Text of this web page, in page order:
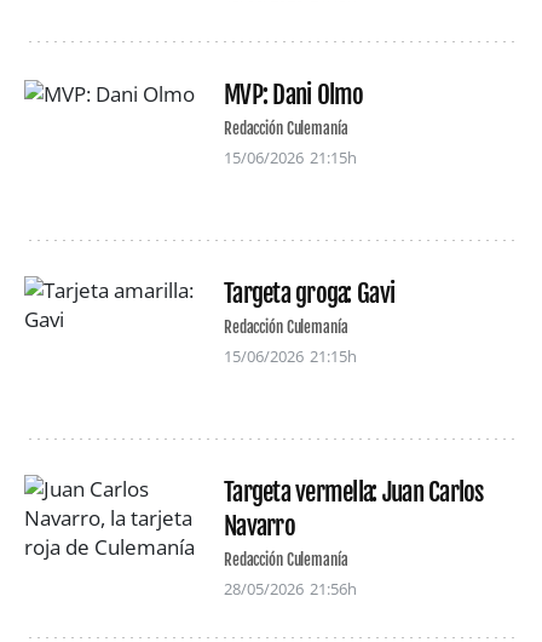
MVP: Dani Olmo
Redacción Culemanía
15/06/2026 21:15h
Targeta groga: Gavi
Redacción Culemanía
15/06/2026 21:15h
Targeta vermella: Juan Carlos
Navarro
Redacción Culemanía
28/05/2026 21:56h